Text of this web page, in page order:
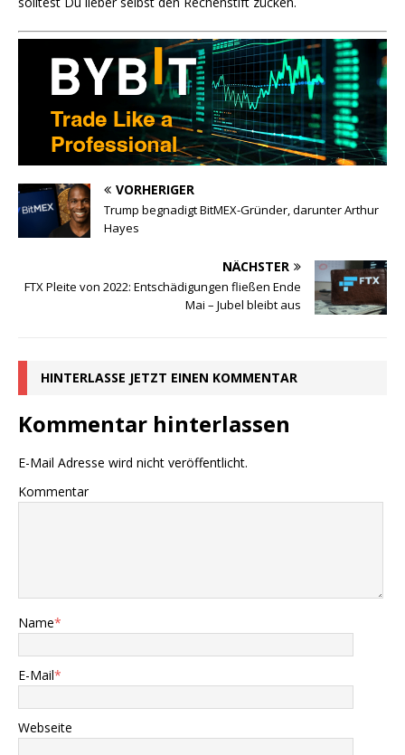
VORHERIGER
Trump begnadigt BitMEX-Gründer, darunter Arthur
Hayes
NÄCHSTER
FTX Pleite von 2022: Entschädigungen fließen Ende
Mai – Jubel bleibt aus
HINTERLASSE JETZT EINEN KOMMENTAR
Kommentar hinterlassen
E-Mail Adresse wird nicht veröffentlicht.
Kommentar
Name*
E-Mail*
Webseite